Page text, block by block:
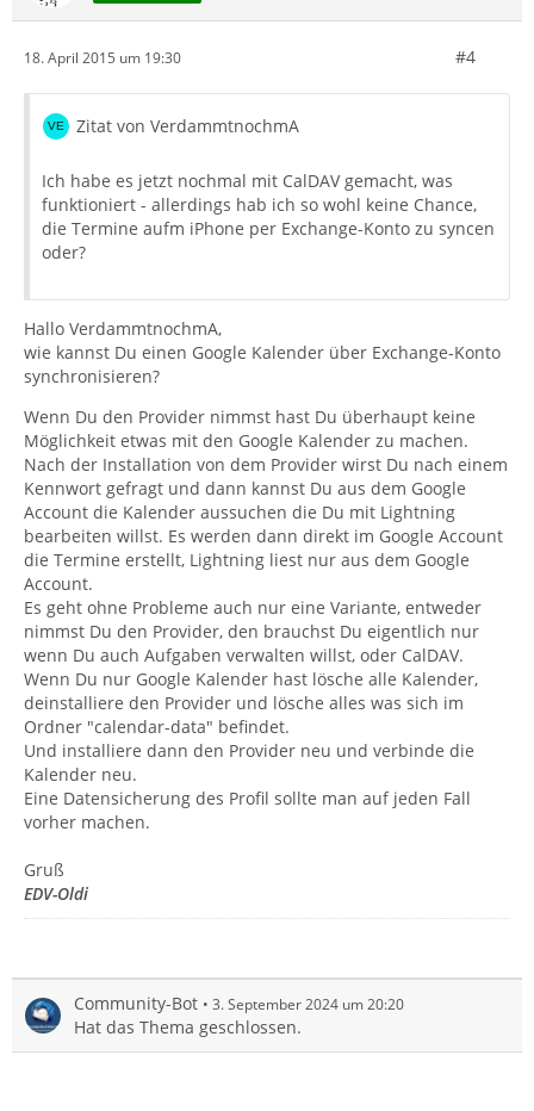
18. April 2015 um 19:30 #4
Zitat von VerdammtnochmA
Ich habe es jetzt nochmal mit CalDAV gemacht, was
funktioniert - allerdings hab ich so wohl keine Chance,
die Termine aufm iPhone per Exchange-Konto zu syncen
oder?
Hallo VerdammtnochmA,
wie kannst Du einen Google Kalender über Exchange-Konto
synchronisieren?
Wenn Du den Provider nimmst hast Du überhaupt keine
Möglichkeit etwas mit den Google Kalender zu machen.
Nach der Installation von dem Provider wirst Du nach einem
Kennwort gefragt und dann kannst Du aus dem Google
Account die Kalender aussuchen die Du mit Lightning
bearbeiten willst. Es werden dann direkt im Google Account
die Termine erstellt, Lightning liest nur aus dem Google
Account.
Es geht ohne Probleme auch nur eine Variante, entweder
nimmst Du den Provider, den brauchst Du eigentlich nur
wenn Du auch Aufgaben verwalten willst, oder CalDAV.
Wenn Du nur Google Kalender hast lösche alle Kalender,
deinstalliere den Provider und lösche alles was sich im
Ordner "calendar-data" befindet.
Und installiere dann den Provider neu und verbinde die
Kalender neu.
Eine Datensicherung des Profil sollte man auf jeden Fall
vorher machen.
Gruß
EDV-Oldi
Community-Bot 3. September 2024 um 20:20
Hat das Thema geschlossen.